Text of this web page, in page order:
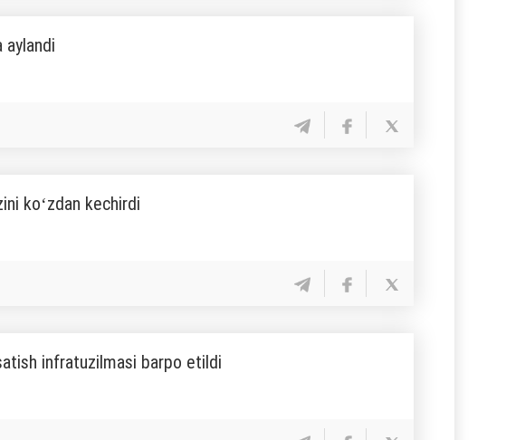
aylandi
koʻzdan kechirdi
infratuzilmasi barpo etildi